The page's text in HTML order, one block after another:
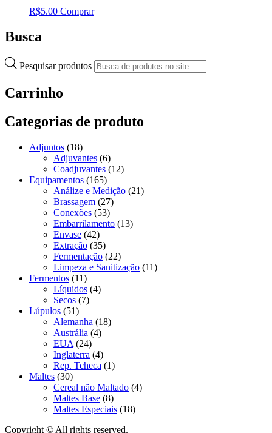
R$5.00 Comprar
Busca
Pesquisar produtos
Carrinho
Categorias de produto
Adjuntos (18)
Adjuvantes (6)
Coadjuvantes (12)
Equipamentos (165)
Análize e Medição (21)
Brassagem (27)
Conexões (53)
Embarrilamento (13)
Envase (42)
Extração (35)
Fermentação (22)
Limpeza e Sanitização (11)
Fermentos (11)
Líquidos (4)
Secos (7)
Lúpulos (51)
Alemanha (18)
Austrália (4)
EUA (24)
Inglaterra (4)
Rep. Tcheca (1)
Maltes (30)
Cereal não Maltado (4)
Maltes Base (8)
Maltes Especiais (18)
Copyright © All rights reserved.